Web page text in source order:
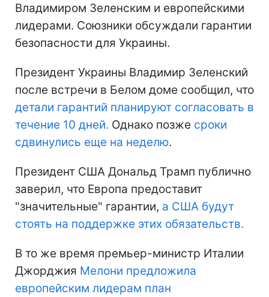
Владимиром Зеленским и европейскими
лидерами. Союзники обсуждали гарантии
безопасности для Украины.
Президент Украины Владимир Зеленский
после встречи в Белом доме сообщил, что
детали гарантий планируют согласовать в
течение 10 дней. Однако позже сроки
сдвинулись еще на неделю.
Президент США Дональд Трамп публично
заверил, что Европа предоставит
"значительные" гарантии, а США будут
стоять на поддержке этих обязательств.
В то же время премьер-министр Италии
Джорджия Мелони предложила
европейским лидерам план